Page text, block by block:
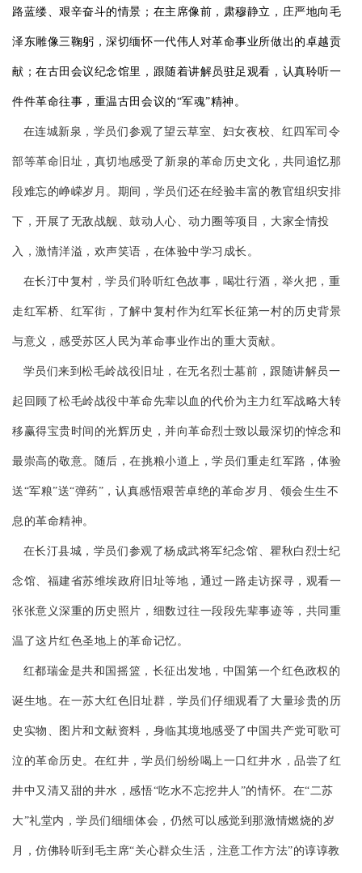
路蓝缕、艰辛奋斗的情景；在主席像前，肃穆静立，庄严地向毛
泽东雕像三鞠躬，深切缅怀一代伟人对革命事业所做出的卓越贡
献；在古田会议纪念馆里，跟随着讲解员驻足观看，认真聆听一
件件革命往事，重温古田会议的“军魂”精神。
在连城新泉，学员们参观了望云草室、妇女夜校、红四军司令
部等革命旧址，真切地感受了新泉的革命历史文化，共同追忆那
段难忘的峥嵘岁月。期间，学员们还在经验丰富的教官组织安排
下，开展了无敌战舰、鼓动人心、动力圈等项目，大家全情投
入，激情洋溢，欢声笑语，在体验中学习成长。
在长汀中复村，学员们聆听红色故事，喝壮行酒，举火把，重
走红军桥、红军街，了解中复村作为红军长征第一村的历史背景
与意义，感受苏区人民为革命事业作出的重大贡献。
学员们来到松毛岭战役旧址，在无名烈士墓前，跟随讲解员一
起回顾了松毛岭战役中革命先辈以血的代价为主力红军战略大转
移赢得宝贵时间的光辉历史，并向革命烈士致以最深切的悼念和
最崇高的敬意。随后，在挑粮小道上，学员们重走红军路，体验
送“军粮”送“弹药”，认真感悟艰苦卓绝的革命岁月、领会生生不
息的革命精神。
在长汀县城，学员们参观了杨成武将军纪念馆、瞿秋白烈士纪
念馆、福建省苏维埃政府旧址等地，通过一路走访探寻，观看一
张张意义深重的历史照片，细数过往一段段先辈事迹等，共同重
温了这片红色圣地上的革命记忆。
红都瑞金是共和国摇篮，长征出发地，中国第一个红色政权的
诞生地。在一苏大红色旧址群，学员们仔细观看了大量珍贵的历
史实物、图片和文献资料，身临其境地感受了中国共产党可歌可
泣的革命历史。在红井，学员们纷纷喝上一口红井水，品尝了红
井中又清又甜的井水，感悟“吃水不忘挖井人”的情怀。在“二苏
大”礼堂内，学员们细细体会，仍然可以感觉到那激情燃烧的岁
月，仿佛聆听到毛主席“关心群众生活，注意工作方法”的谆谆教